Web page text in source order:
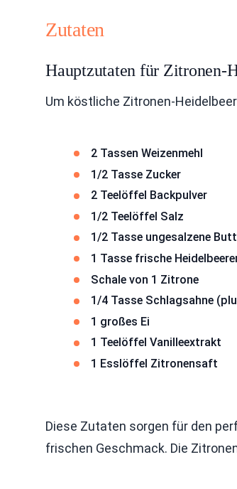
Zutaten
Hauptzutaten für Zitronen-
Um köstliche Zitronen-
2 Tassen Weizenmehl
1/2 Tasse Zucker
2 Teelöffel Backpulver
1/2 Teelöffel Salz
1/2 Tasse ungesalzene
1 Tasse frische
Schale von 1 Zitrone
1/4 Tasse Schlagsahne
1 großes Ei
1 Teelöffel Vanilleextrakt
1 Esslöffel Zitronensaft
Diese Zutaten sorgen für den
frischen Geschmack. Die